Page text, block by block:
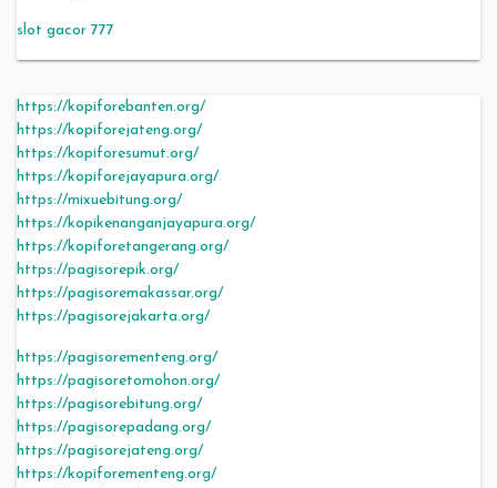
slot gacor 777
https://kopiforebanten.org/
https://kopiforejateng.org/
https://kopiforesumut.org/
https://kopiforejayapura.org/
https://mixuebitung.org/
https://kopikenanganjayapura.org/
https://kopiforetangerang.org/
https://pagisorepik.org/
https://pagisoremakassar.org/
https://pagisorejakarta.org/
https://pagisorementeng.org/
https://pagisoretomohon.org/
https://pagisorebitung.org/
https://pagisorepadang.org/
https://pagisorejateng.org/
https://kopiforementeng.org/